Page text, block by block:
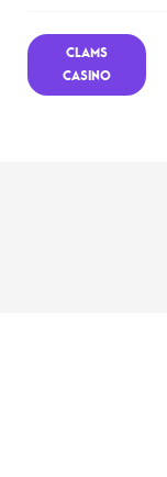
CLAMS
CASINO